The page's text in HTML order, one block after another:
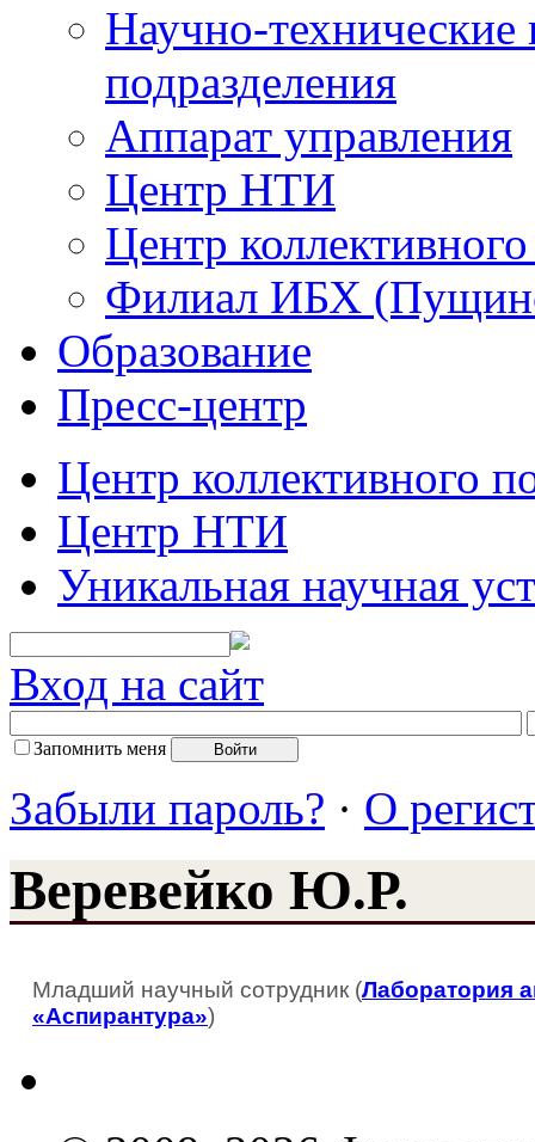
Научно-технические
подразделения
Аппарат управления
Центр НТИ
Центр
Филиал ИБХ
Образование
Пресс-центр
Центр коллективного
Центр НТИ
Уникальная научная
Вход на сайт
Запомнить меня
Забыли пароль? · О
Веревейко Ю.Р.
Младший научный сотрудник (Лаборатория
«Аспирантура»)